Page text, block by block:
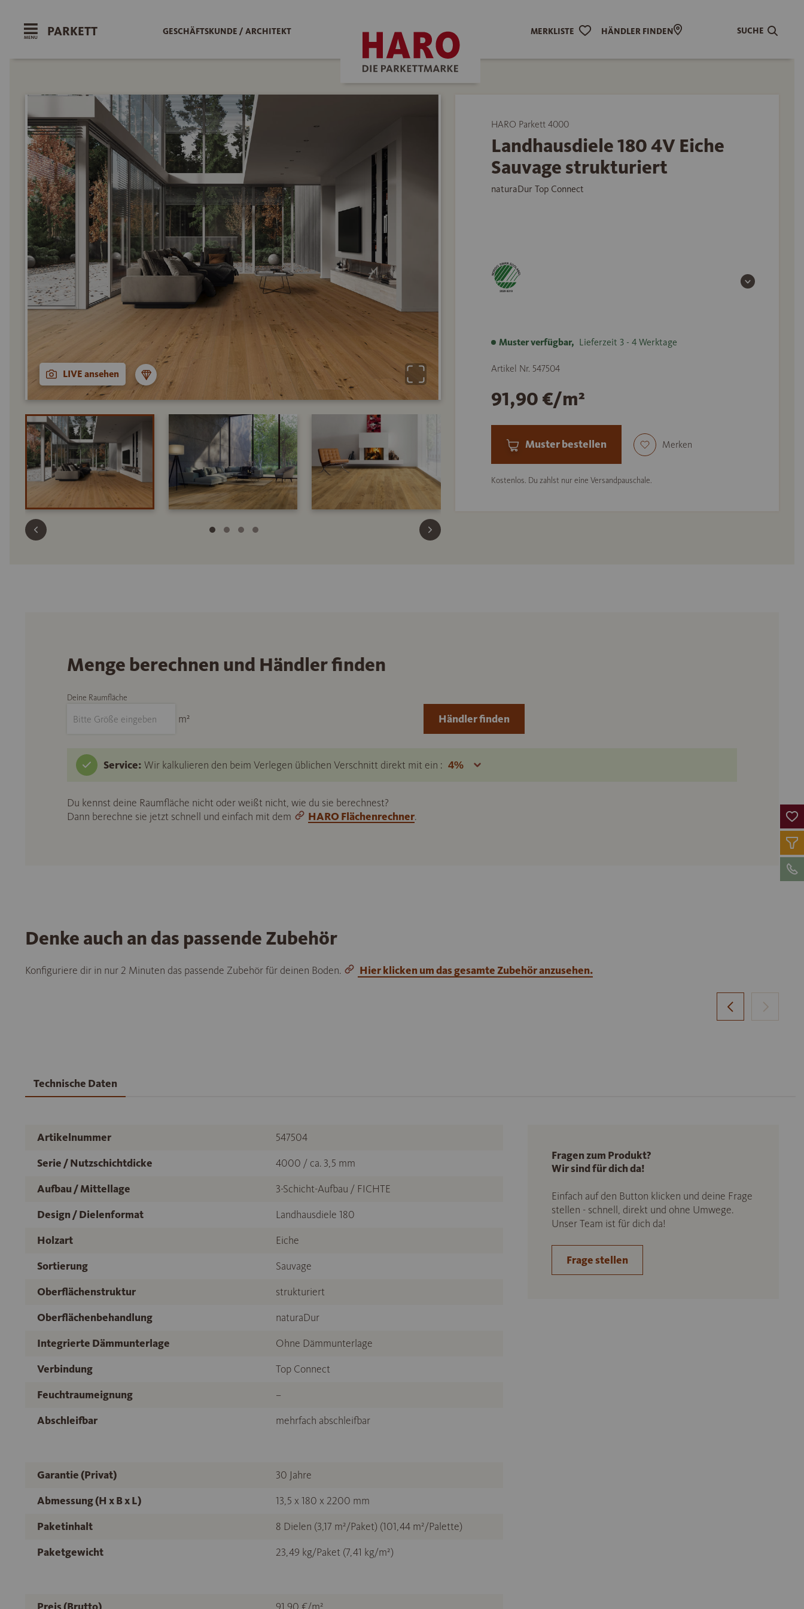
PARKETT GESCHÄFTSKUNDE / ARCHITEKT MERKLISTE HÄNDLER FINDEN SUCHE
LIVE ansehen
HARO Parkett 4000
Landhausdiele 180 4V Eiche
Sauvage strukturiert
naturaDur Top Connect
Muster verfügbar, Lieferzeit 3 - 4 Werktage
Artikel Nr. 547504
91,90 €/m²
Muster bestellen Merken
Kostenlos. Du zahlst nur eine Versandpauschale.
Menge berechnen und Händler finden
Deine Raumfläche
m²
Service: Wir kalkulieren den beim Verlegen üblichen Verschnitt direkt mit ein :
Du kennst deine Raumfläche nicht oder weißt nicht, wie du sie berechnest?
Dann berechne sie jetzt schnell und einfach mit dem
HARO Flächenrechner.
Händler finden
Denke auch an das passende Zubehör
Konfiguriere dir in nur 2 Minuten das passende Zubehör für deinen Boden. Hier klicken um das gesamte Zubehör anzusehen.
Technische Daten
Artikelnummer
547504
Serie / Nutzschichtdicke
4000 / ca. 3,5 mm
Aufbau / Mittellage
3-Schicht-Aufbau / FICHTE
Design / Dielenformat
Landhausdiele 180
Holzart
Eiche
Sortierung
Sauvage
Oberflächenstruktur
strukturiert
Oberflächenbehandlung
naturaDur
Integrierte Dämmunterlage
Ohne Dämmunterlage
Verbindung
Top Connect
Feuchtraumeignung
–
Abschleifbar
mehrfach abschleifbar
Garantie (Privat)
30 Jahre
Abmessung (H x B x L)
13,5 x 180 x 2200 mm
Paketinhalt
8 Dielen (3,17 m²/Paket) (101,44 m²/Palette)
Paketgewicht
23,49 kg/Paket (7,41 kg/m²)
Fragen zum Produkt?
Wir sind für dich da!
Einfach auf den Button klicken und deine Frage
stellen - schnell, direkt und ohne Umwege.
Unser Team ist für dich da!
Frage stellen